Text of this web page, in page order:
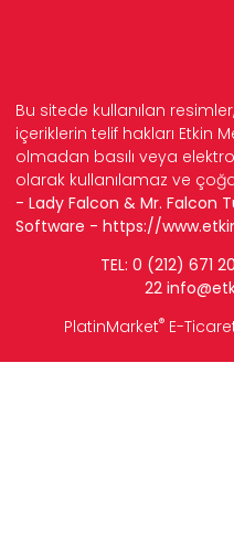
Bu sitede kullanılan
içeriklerin telif hakları Etkin
olmadan basılı veya
olarak kullanılamaz ve
- Lady Falcon & Mr. Falcon
Software - https://
TEL: 0 (212) 671
22 info
PlatinMarket® E-